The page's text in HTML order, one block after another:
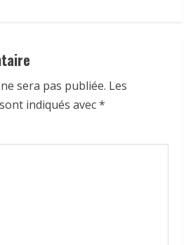
sera pas publiée. Les
indiqués avec*